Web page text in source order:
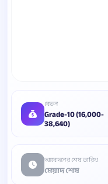
বেতন
Grade-10 (16,000-
38,640)
আবেদনের শেষ তারিখ
মেয়াদ শেষ